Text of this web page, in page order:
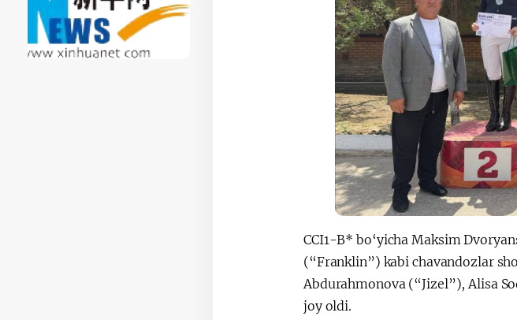
CCI1-B* bo‘yicha Maksim
(“Franklin”) kabi chavandozlar
Abdurahmonova (“Jizel”), Alisa
joy oldi.